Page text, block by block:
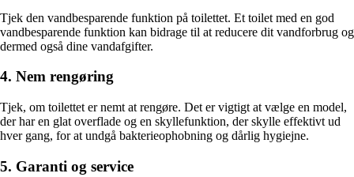
Tjek den vandbesparende funktion på toilettet. Et toilet med en god
vandbesparende funktion kan bidrage til at reducere dit vandforbrug og
dermed også dine vandafgifter.
4. Nem rengøring
Tjek, om toilettet er nemt at rengøre. Det er vigtigt at vælge en model,
der har en glat overflade og en skyllefunktion, der skylle effektivt ud
hver gang, for at undgå bakterieophobning og dårlig hygiejne.
5. Garanti og service